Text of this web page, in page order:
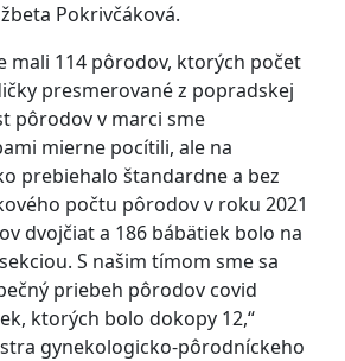
Pokrivčáková.
mali 114 pôrodov, ktorých počet
presmerované z popradskej
pôrodov v marci sme
mierne pocítili, ale na
prebiehalo štandardne a bez
počtu pôrodov v roku 2021
dvojčiat a 186 bábätiek bolo na
S našim tímom sme sa
priebeh pôrodov covid
ktorých bolo dokopy 12,“
gynekologicko-pôrodníckeho